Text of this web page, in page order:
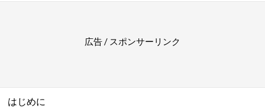
広告 / スポンサーリンク
はじめに